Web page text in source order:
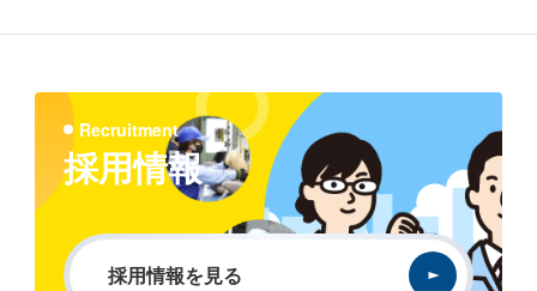
Recruitment
採用情報
採用情報を見る